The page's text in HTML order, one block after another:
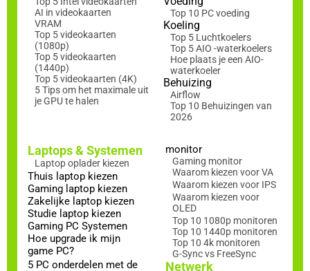
AI in videokaarten
VRAM
Top 5 videokaarten
(1080p)
Top 5 videokaarten
(1440p)
Top 5 videokaarten (4K)
5 Tips om het maximale uit
je GPU te halen
Top 10 PC voeding
Koeling
Top 5 Luchtkoelers
Top 5 AIO -waterkoelers
Hoe plaats je een AIO-
waterkoeler
Behuizing
Airflow
Top 10 Behuizingen van
2026
Laptops & Systemen
Laptop oplader kiezen
Thuis laptop kiezen
Gaming laptop kiezen
Zakelijke laptop kiezen
Studie laptop kiezen
Gaming PC Systemen
Hoe upgrade ik mijn
game PC?
5 PC onderdelen met de
monitor
Gaming monitor
Waarom kiezen voor VA
Waarom kiezen voor IPS
Waarom kiezen voor
OLED
Top 10 1080p monitoren
Top 10 1440p monitoren
Top 10 4k monitoren
G-Sync vs FreeSync
Netwerk